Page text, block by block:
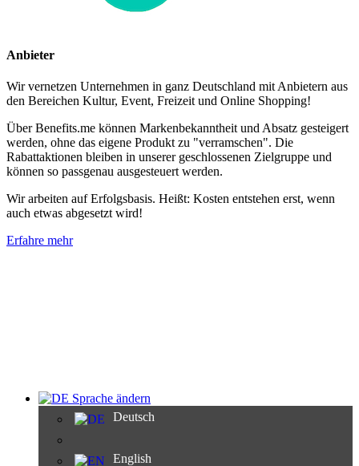
Anbieter
Wir vernetzen Unternehmen in ganz Deutschland mit Anbietern aus
den Bereichen Kultur, Event, Freizeit und Online Shopping!
Über Benefits.me können Markenbekanntheit und Absatz gesteigert
werden, ohne das eigene Produkt zu "verramschen". Die
Rabattaktionen bleiben in unserer geschlossenen Zielgruppe und
können so passgenau ausgesteuert werden.
Wir arbeiten auf Erfolgsbasis. Heißt: Kosten entstehen erst, wenn
auch etwas abgesetzt wird!
Erfahre mehr
Sprache ändern
Deutsch
English